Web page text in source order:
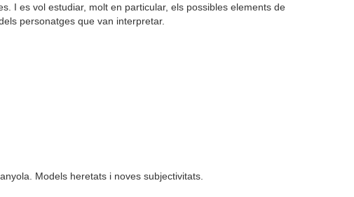
I es vol estudiar, molt en particular, els possibles elements de
personatges que van interpretar.
Models heretats i noves subjectivitats.